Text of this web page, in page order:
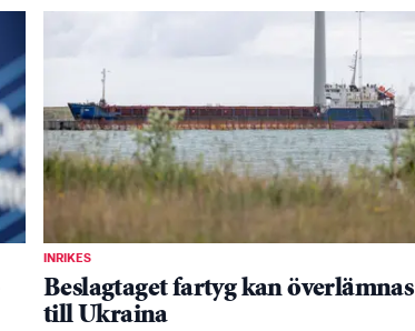
INRIKES
Beslagtaget fartyg kan överlämnas
till Ukraina